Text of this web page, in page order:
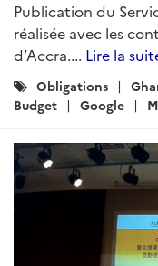
Publication du
réalisée avec les
d’Accra.... Lire la
Catégories
:
Obligations
Budget
Google